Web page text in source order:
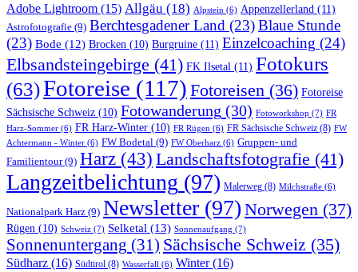
Adobe Lightroom (15) Allgäu (18) Alpstein (6) Appenzellerland (11)
Astrofotografie (9) Berchtesgadener Land (23)Blaue Stunde
(23) Bode (12) Brocken (10) Burgruine (11) Einzelcoaching (24)
Elbsandsteingebirge (41) FK Ilsetal (11) Fotokurs
(63)Fotoreise (117) Fotoreisen (36) Fotoreise
Sächsische Schweiz (10) Fotowanderung (30) Fotoworkshop (7) FR
Harz-Sommer (6) FR Harz-Winter (10) FR Rügen (6) FR Sächsische Schweiz (8) FW
Achtermann - Winter (6) FW Bodetal (9) FW Oberharz (6) Gruppen- und
Familientour(9) Harz (43) Landschaftsfotografie (41)
Langzeitbelichtung (97) Malerweg (8) Milchstraße (6)
Nationalpark Harz (9) Newsletter (97) Norwegen (37)
Rügen (10) Schweiz (7) Selketal (13) Sonnenaufgang (7)
Sonnenuntergang (31) Sächsische Schweiz (35)
Südharz (16) Südtirol (8) Wasserfall (6) Winter(16)